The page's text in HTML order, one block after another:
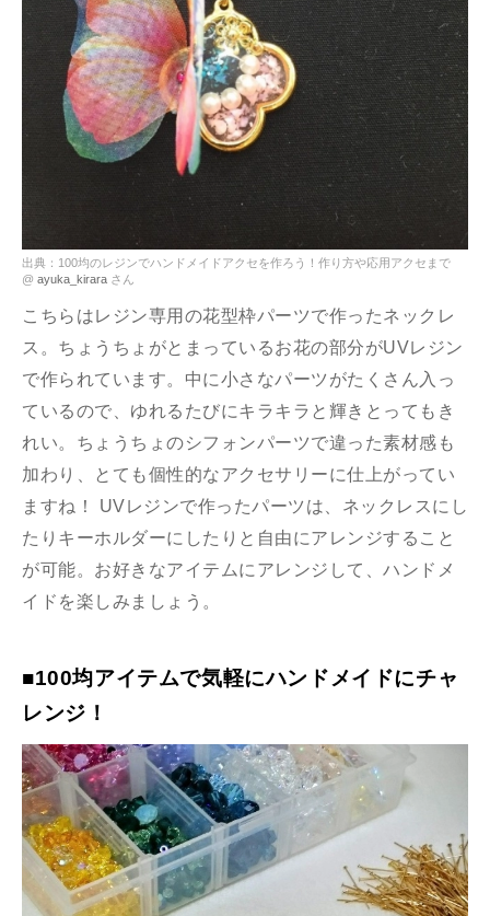
出典：100均のレジンでハンドメイドアクセを作ろう！作り方や応用アクセまで
@ ayuka_kirara さん
こちらはレジン専用の花型枠パーツで作ったネックレ
ス。ちょうちょがとまっているお花の部分がUVレジン
で作られています。中に小さなパーツがたくさん入っ
ているので、ゆれるたびにキラキラと輝きとってもき
れい。ちょうちょのシフォンパーツで違った素材感も
加わり、とても個性的なアクセサリーに仕上がってい
ますね！ UVレジンで作ったパーツは、ネックレスにし
たりキーホルダーにしたりと自由にアレンジすること
が可能。お好きなアイテムにアレンジして、ハンドメ
イドを楽しみましょう。
■100均アイテムで気軽にハンドメイドにチャ
レンジ！